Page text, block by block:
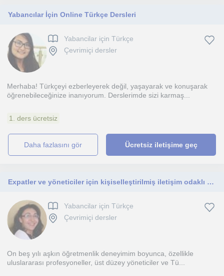
Yabancılar İçin Online Türkçe Dersleri
Yabancilar için Türkçe
Çevrimiçi dersler
Merhaba! Türkçeyi ezberleyerek değil, yaşayarak ve konuşarak
öğrenebileceğinize inanıyorum. Derslerimde sizi karmaş...
1. ders ücretsiz
daha fazlasını gör Ücretsiz iletişime geç
Expatler ve yöneticiler için kişiselleştirilmiş iletişim odaklı Türkçe eğitimi
Yabancilar için Türkçe
Çevrimiçi dersler
On beş yılı aşkın öğretmenlik deneyimim boyunca, özellikle
uluslararası profesyoneller, üst düzey yöneticiler ve Tü...